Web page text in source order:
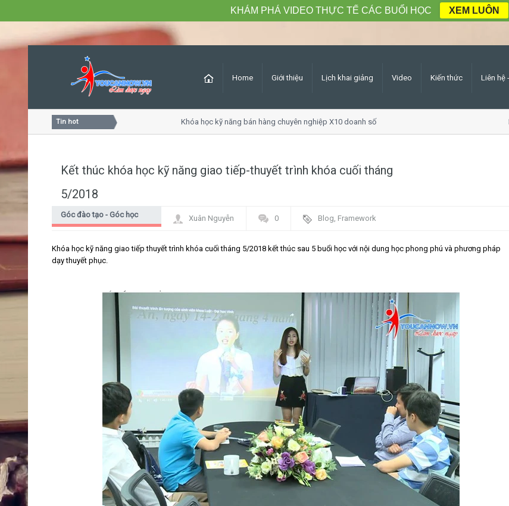
Home Giới thiệu Lịch khai giảng Video Kiến thức Liên hệ
Tin hot
khách hàng chuyên nghiệp Khóa học kỹ năng bán hàng chuyên nghiệp X10 doanh số
Kết thúc khóa học kỹ năng giao tiếp-thuyết trình khóa cuối tháng
5/2018
Góc đào tạo - Góc học
Xuân Nguyễn 0 Blog, Framework
Khóa học kỹ năng giao tiếp thuyết trình khóa cuối tháng 5/2018 kết thúc sau 5 buổi học với nội dung học phong phú và phương pháp
dạy thuyết phục.
KHÁM PHÁ VIDEO THỰC TẾ CÁC BUỔI HỌC XEM LUÔN